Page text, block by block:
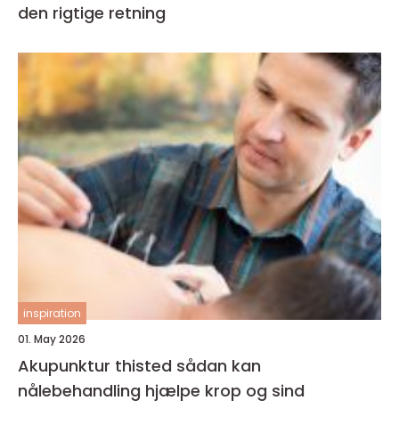
den rigtige retning
inspiration
01. May 2026
Akupunktur thisted sådan kan
nålebehandling hjælpe krop og sind